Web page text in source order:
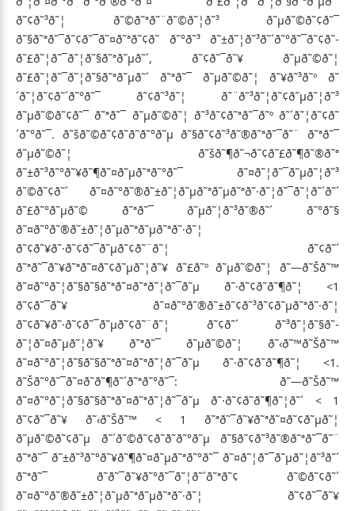
ð˜¢ð˜³ð˜¦ ð˜©ð˜ªð˜¨ð˜©ð˜¦ð˜³ ð˜µð˜©ð˜¢ð˜¯
ð˜§ð˜ªð˜¯ð˜¢ð˜¯ð˜¤ð˜ªð˜¢ð˜­ ð˜°ð˜³ ð˜±ð˜¦ð˜³ð˜´ð˜°ð˜¯ð˜¢ð˜­
ð˜£ð˜¦ð˜¯ð˜¦ð˜§ð˜ªð˜µð˜´, ð˜¢ð˜¯ð˜¥ ð˜µð˜©ð˜¦
ð˜£ð˜¦ð˜¯ð˜¦ð˜§ð˜ªð˜µð˜´ ð˜ªð˜¯ ð˜µð˜©ð˜¦ ð˜¥ð˜³ð˜º ð˜
´ð˜¦ð˜¢ð˜´ð˜°ð˜¯ ð˜¢ð˜³ð˜¦ ð˜¨ð˜³ð˜¦ð˜¢ð˜µð˜¦ð˜³
ð˜µð˜©ð˜¢ð˜¯ ð˜ªð˜¯ ð˜µð˜©ð˜¦ ð˜³ð˜¢ð˜ªð˜¯ð˜º ð˜´ð˜¦ð˜¢ð˜
´ð˜°ð˜¯. ð˜šð˜©ð˜¢ð˜­ð˜­ð˜°ð˜µ ð˜§ð˜¢ð˜³ð˜®ð˜ªð˜¯ð˜¨ ð˜ªð˜¯
ð˜µð˜©ð˜¦ ð˜šð˜¶ð˜¬ð˜¢ð˜£ð˜¶ð˜®ð˜ª
ð˜±ð˜³ð˜°ð˜¥ð˜¶ð˜¤ð˜µð˜ªð˜°ð˜¯ ð˜¤ð˜¦ð˜¯ð˜µð˜¦ð˜³
ð˜©ð˜¢ð˜´ ð˜¤ð˜°ð˜®ð˜±ð˜¦ð˜µð˜ªð˜µð˜ªð˜·ð˜¦ð˜¯ð˜¦ð˜´ð˜´
ð˜£ð˜°ð˜µð˜© ð˜ªð˜¯ ð˜µð˜¦ð˜³ð˜®ð˜´ ð˜°ð˜§
ð˜¤ð˜°ð˜®ð˜±ð˜¦ð˜µð˜ªð˜µð˜ªð˜·ð˜¦
ð˜¢ð˜¥ð˜·ð˜¢ð˜¯ð˜µð˜¢ð˜¨ð˜¦ ð˜¢ð˜´
ð˜ªð˜¯ð˜¥ð˜ªð˜¤ð˜¢ð˜µð˜¦ð˜¥ ð˜£ð˜º ð˜µð˜©ð˜¦ ð˜—ð˜Šð˜™
ð˜¤ð˜°ð˜¦ð˜§ð˜§ð˜ªð˜¤ð˜ªð˜¦ð˜¯ð˜µ ð˜·ð˜¢ð˜­ð˜¶ð˜¦ <1
ð˜¢ð˜¯ð˜¥ ð˜¤ð˜°ð˜®ð˜±ð˜¢ð˜³ð˜¢ð˜µð˜ªð˜·ð˜¦
ð˜¢ð˜¥ð˜·ð˜¢ð˜¯ð˜µð˜¢ð˜¨ð˜¦ ð˜¢ð˜´ ð˜³ð˜¦ð˜§ð˜­
ð˜¦ð˜¤ð˜µð˜¦ð˜¥ ð˜ªð˜¯ ð˜µð˜©ð˜¦ ð˜‹ð˜™ð˜Šð˜™
ð˜¤ð˜°ð˜¦ð˜§ð˜§ð˜ªð˜¤ð˜ªð˜¦ð˜¯ð˜µ ð˜·ð˜¢ð˜­ð˜¶ð˜¦ <1.
ð˜Šð˜°ð˜¯ð˜¤ð˜­ð˜¶ð˜´ð˜ªð˜°ð˜¯: ð˜—ð˜Šð˜™
ð˜¤ð˜°ð˜¦ð˜§ð˜§ð˜ªð˜¤ð˜ªð˜¦ð˜¯ð˜µ ð˜·ð˜¢ð˜­ð˜¶ð˜¦ð˜´ < 1
ð˜¢ð˜¯ð˜¥ ð˜‹ð˜Šð˜™ < 1 ð˜ªð˜¯ð˜¥ð˜ªð˜¤ð˜¢ð˜µð˜¦
ð˜µð˜©ð˜¢ð˜µ ð˜´ð˜©ð˜¢ð˜­ð˜­ð˜°ð˜µ ð˜§ð˜¢ð˜³ð˜®ð˜ªð˜¯ð˜¨
ð˜ªð˜¯ ð˜±ð˜³ð˜°ð˜¥ð˜¶ð˜¤ð˜µð˜ªð˜°ð˜¯ ð˜¤ð˜¦ð˜¯ð˜µð˜¦ð˜³ð˜´
ð˜ªð˜¯ ð˜ð˜¯ð˜¥ð˜°ð˜¯ð˜¦ð˜´ð˜ªð˜¢ ð˜©ð˜¢ð˜´
ð˜¤ð˜°ð˜®ð˜±ð˜¦ð˜µð˜ªð˜µð˜ªð˜·ð˜¦ ð˜¢ð˜¯ð˜¥